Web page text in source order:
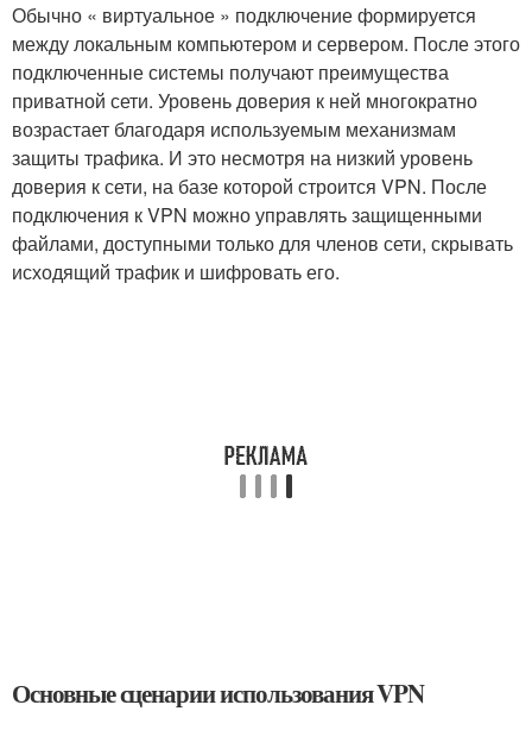
Обычно « виртуальное » подключение формируется
между локальным компьютером и сервером. После этого
подключенные системы получают преимущества
приватной сети. Уровень доверия к ней многократно
возрастает благодаря используемым механизмам
защиты трафика. И это несмотря на низкий уровень
доверия к сети, на базе которой строится VPN. После
подключения к VPN можно управлять защищенными
файлами, доступными только для членов сети, скрывать
исходящий трафик и шифровать его.
Основные сценарии использования VPN